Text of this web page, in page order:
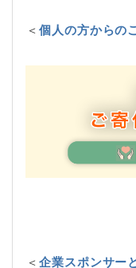
＜個人の方からの
＜企業スポンサー